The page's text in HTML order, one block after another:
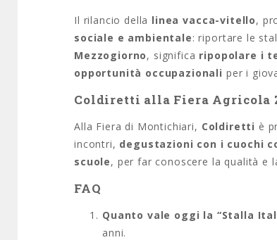
Il rilancio della linea vacca-vitello,
sociale e ambientale: riportare le
Mezzogiorno, significa ripopolare i
opportunità occupazionali per i
Coldiretti alla Fiera Agricola
Alla Fiera di Montichiari, Coldiretti è
incontri, degustazioni con i cuochi
scuole, per far conoscere la qualità e
FAQ
Quanto vale oggi la “Stalla
anni.